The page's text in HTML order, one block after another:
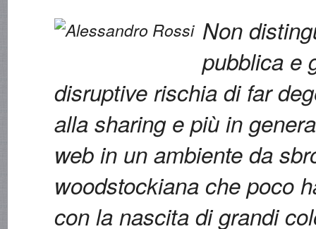
Non
pubblica e
disruptive rischia di far
alla sharing e più in
web in un ambiente da
woodstockiana che poco
con la nascita di grandi